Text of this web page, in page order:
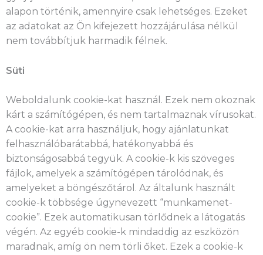
alapon történik, amennyire csak lehetséges. Ezeket
az adatokat az Ön kifejezett hozzájárulása nélkül
nem továbbítjuk harmadik félnek.
Süti
Weboldalunk cookie-kat használ. Ezek nem okoznak
kárt a számítógépen, és nem tartalmaznak vírusokat.
A cookie-kat arra használjuk, hogy ajánlatunkat
felhasználóbarátabbá, hatékonyabbá és
biztonságosabbá tegyük. A cookie-k kis szöveges
fájlok, amelyek a számítógépen tárolódnak, és
amelyeket a böngészőtárol. Az általunk használt
cookie-k többsége úgynevezett “munkamenet-
cookie”. Ezek automatikusan törlődnek a látogatás
végén. Az egyéb cookie-k mindaddig az eszközön
maradnak, amíg ön nem törli őket. Ezek a cookie-k